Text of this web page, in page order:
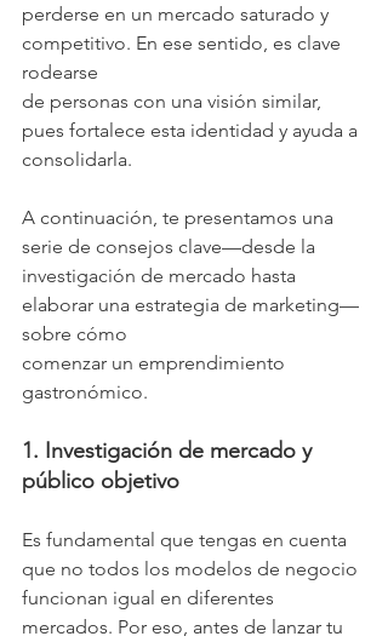
perderse en un mercado saturado y
competitivo. En ese sentido, es clave
rodearse
de personas con una visión similar,
pues fortalece esta identidad y ayuda a
consolidarla.
A continuación, te presentamos una
serie de consejos clave—desde la
investigación de mercado hasta
elaborar una estrategia de marketing—
sobre cómo
comenzar un emprendimiento
gastronómico.
1. Investigación de mercado y
público objetivo
Es fundamental que tengas en cuenta
que no todos los modelos de negocio
funcionan igual en diferentes
mercados. Por eso, antes de lanzar tu